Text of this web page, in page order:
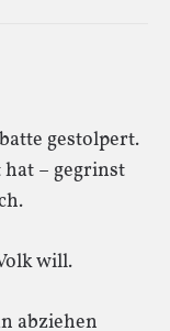
gestolpert.
hat – gegrinst
will.
abziehen